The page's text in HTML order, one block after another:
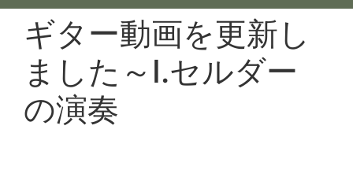
ギター動画を更新し
ました～I.セルダー
の演奏